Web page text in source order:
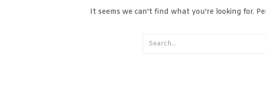
It seems we can't find what you're looking for.